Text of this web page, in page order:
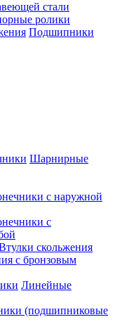
стали
ролики
Подшипники
Шарнирные
с наружной
с
скольжения
с бронзовым
Линейные